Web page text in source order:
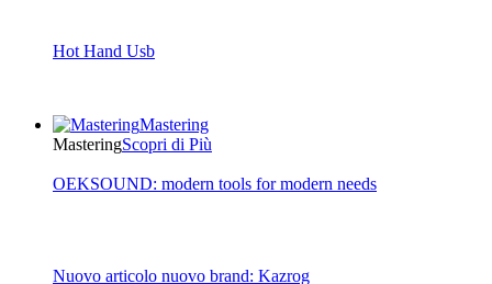
Hot Hand Usb
Mastering
MasteringScopri di Più
OEKSOUND: modern tools for modern needs
Nuovo articolo nuovo brand: Kazrog